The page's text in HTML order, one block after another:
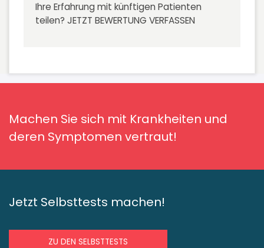
Ihre Erfahrung mit künftigen Patienten
teilen? JETZT BEWERTUNG VERFASSEN
Machen Sie sich mit Krankheiten und
deren Symptomen vertraut!
Jetzt Selbsttests machen!
ZU DEN SELBSTTESTS